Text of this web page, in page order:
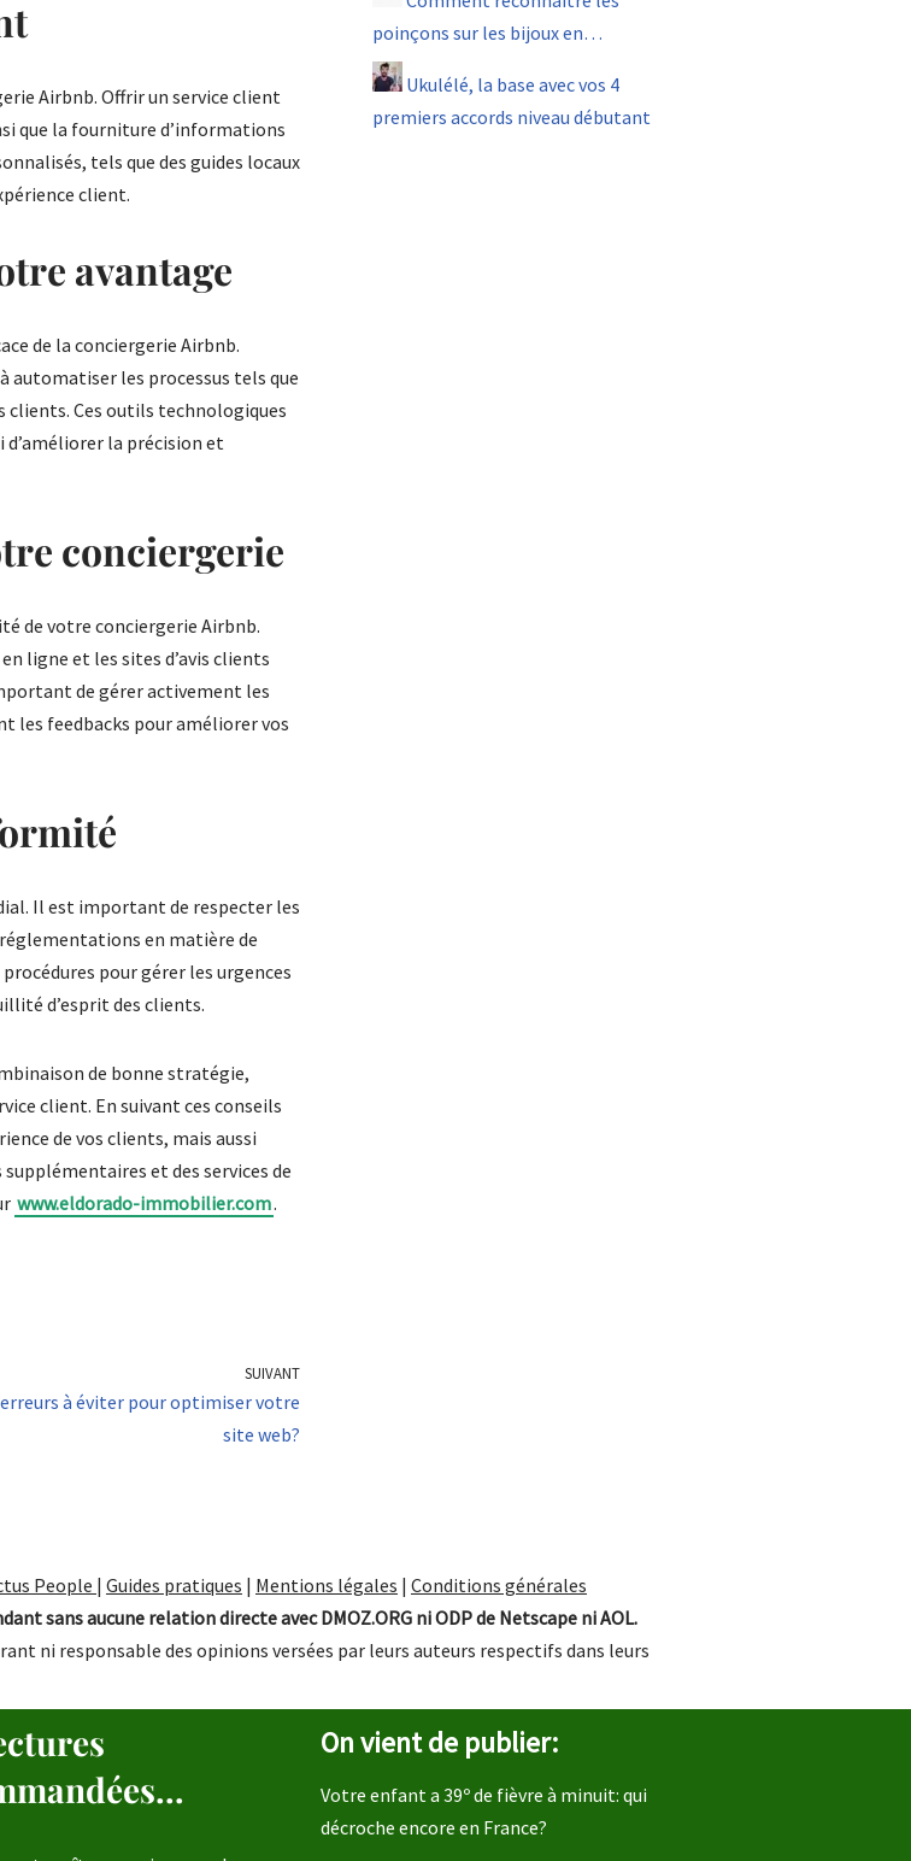
Airbnb. Offrir un service client
que la fourniture d’informations
tels que des guides locaux
client.
avantage
de la conciergerie Airbnb.
automatiser les processus tels que
Ces outils technologiques
la précision et
conciergerie
de votre conciergerie Airbnb.
ligne et les sites d’avis clients
de gérer activement les
les feedbacks pour améliorer vos
Il est important de respecter les
en matière de
pour gérer les urgences
d’esprit des clients.
de bonne stratégie,
client. En suivant ces conseils
de vos clients, mais aussi
et des services de
www.eldorado-immobilier.com.
SUIVANT
à éviter pour optimiser votre
site web?
poinçons sur les bijoux en…
Ukulélé, la base avec vos 4
premiers accords niveau débutant
People | Guides pratiques | Mentions légales | Conditions générales
sans aucune relation directe avec DMOZ.ORG ni ODP de Netscape ni AOL.
ni responsable des opinions versées par leurs auteurs respectifs dans leurs
On vient de publier:
Votre enfant a 39º de fièvre à minuit: qui
décroche encore en France?